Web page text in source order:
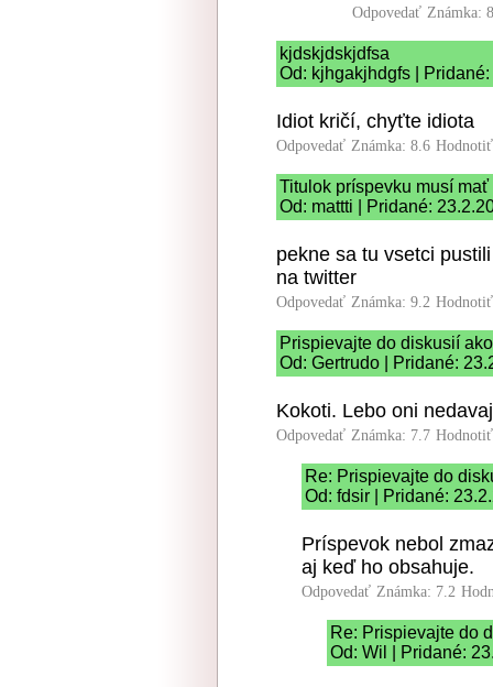
Odpovedať Známka:
kjdskjdskjdfsa
Od: kjhgakjhdgfs |
Idiot kričí, chyťte idiota
Odpovedať Známka: 8.6
Titulok príspevku musí
Od: mattti | Pridané:
pekne sa tu vsetci
na twitter
Odpovedať Známka: 9.2
Prispievajte do diskusií
Od: Gertrudo | Pridané:
Kokoti. Lebo oni
Odpovedať Známka: 7.7
Re: Prispievajte do
Od: fdsir | Pridané:
Príspevok nebol
aj keď ho obsahuje.
Odpovedať Známka: 7.2
Re: Prispievajte do
Od: Wil | Pridané: